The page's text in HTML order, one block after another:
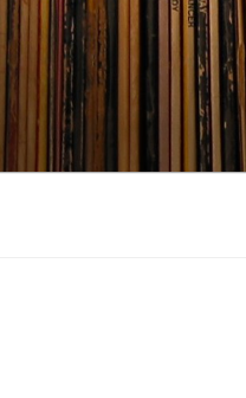
springen